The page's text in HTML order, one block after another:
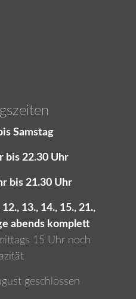
Samstag
bis 22.30 Uhr
bis 21.30 Uhr
13., 14., 15., 21.,
abends komplett
15 Uhr noch
geschlossen